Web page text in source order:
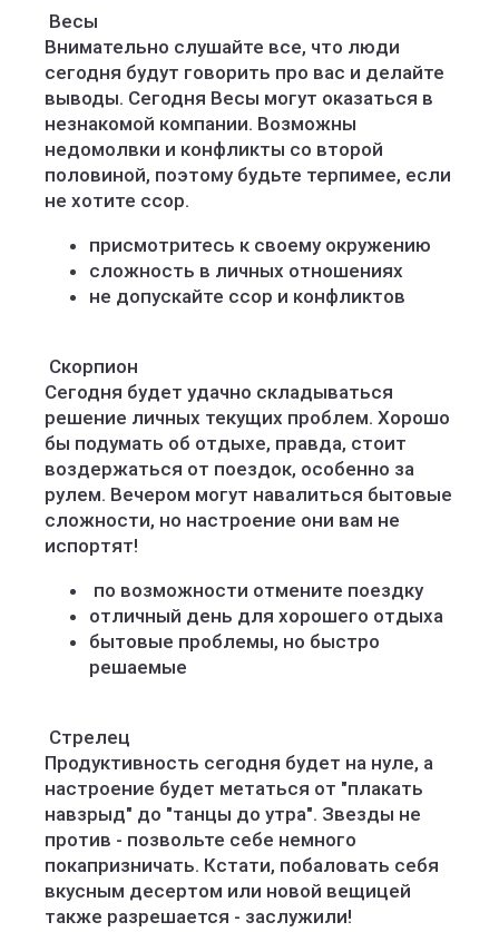
️ Весы
Внимательно слушайте все, что люди
сегодня будут говорить про вас и делайте
выводы. Сегодня Весы могут оказаться в
незнакомой компании. Возможны
недомолвки и конфликты со второй
половиной, поэтому будьте терпимее, если
не хотите ссор.
присмотритесь к своему окружению
сложность в личных отношениях
не допускайте ссор и конфликтов
️ Скорпион
Сегодня будет удачно складываться
решение личных текущих проблем. Хорошо
бы подумать об отдыхе, правда, стоит
воздержаться от поездок, особенно за
рулем. Вечером могут навалиться бытовые
сложности, но настроение они вам не
испортят!
️ по возможности отмените поездку
отличный день для хорошего отдыха
бытовые проблемы, но быстро
решаемые
️ Стрелец
Продуктивность сегодня будет на нуле, а
настроение будет метаться от "плакать
навзрыд" до "танцы до утра". Звезды не
против - позвольте себе немного
покапризничать. Кстати, побаловать себя
вкусным десертом или новой вещицей
также разрешается - заслужили!